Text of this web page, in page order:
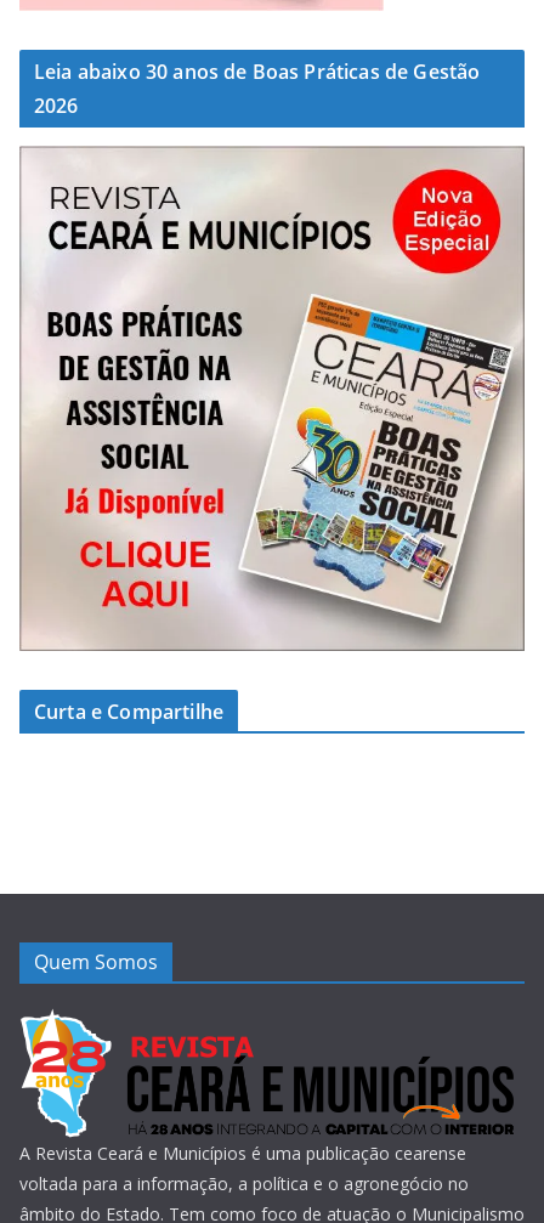
Leia abaixo 30 anos de Boas Práticas de Gestão
2026
Curta e Compartilhe
Quem Somos
A Revista Ceará e Municípios é uma publicação cearense
voltada para a informação, a política e o agronegócio no
âmbito do Estado. Tem como foco de atuação o Municipalismo